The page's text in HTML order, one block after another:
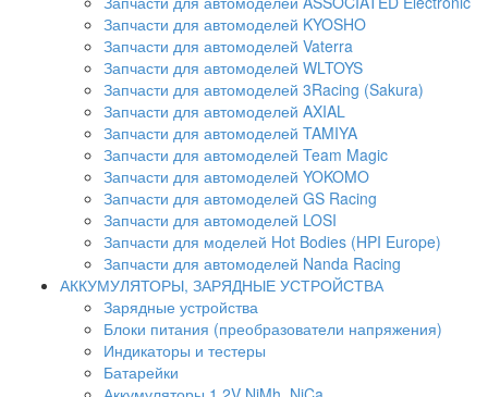
Запчасти для автомоделей KYOSHO
Запчасти для автомоделей Vaterra
Запчасти для автомоделей WLTOYS
Запчасти для автомоделей 3Racing (Sakura)
Запчасти для автомоделей AXIAL
Запчасти для автомоделей TAMIYA
Запчасти для автомоделей Team Magic
Запчасти для автомоделей YOKOMO
Запчасти для автомоделей GS Racing
Запчасти для автомоделей LOSI
Запчасти для моделей Hot Bodies (HPI Europe)
Запчасти для автомоделей Nanda Racing
АККУМУЛЯТОРЫ, ЗАРЯДНЫЕ УСТРОЙСТВА
Зарядные устройства
Блоки питания (преобразователи напряжения)
Индикаторы и тестеры
Батарейки